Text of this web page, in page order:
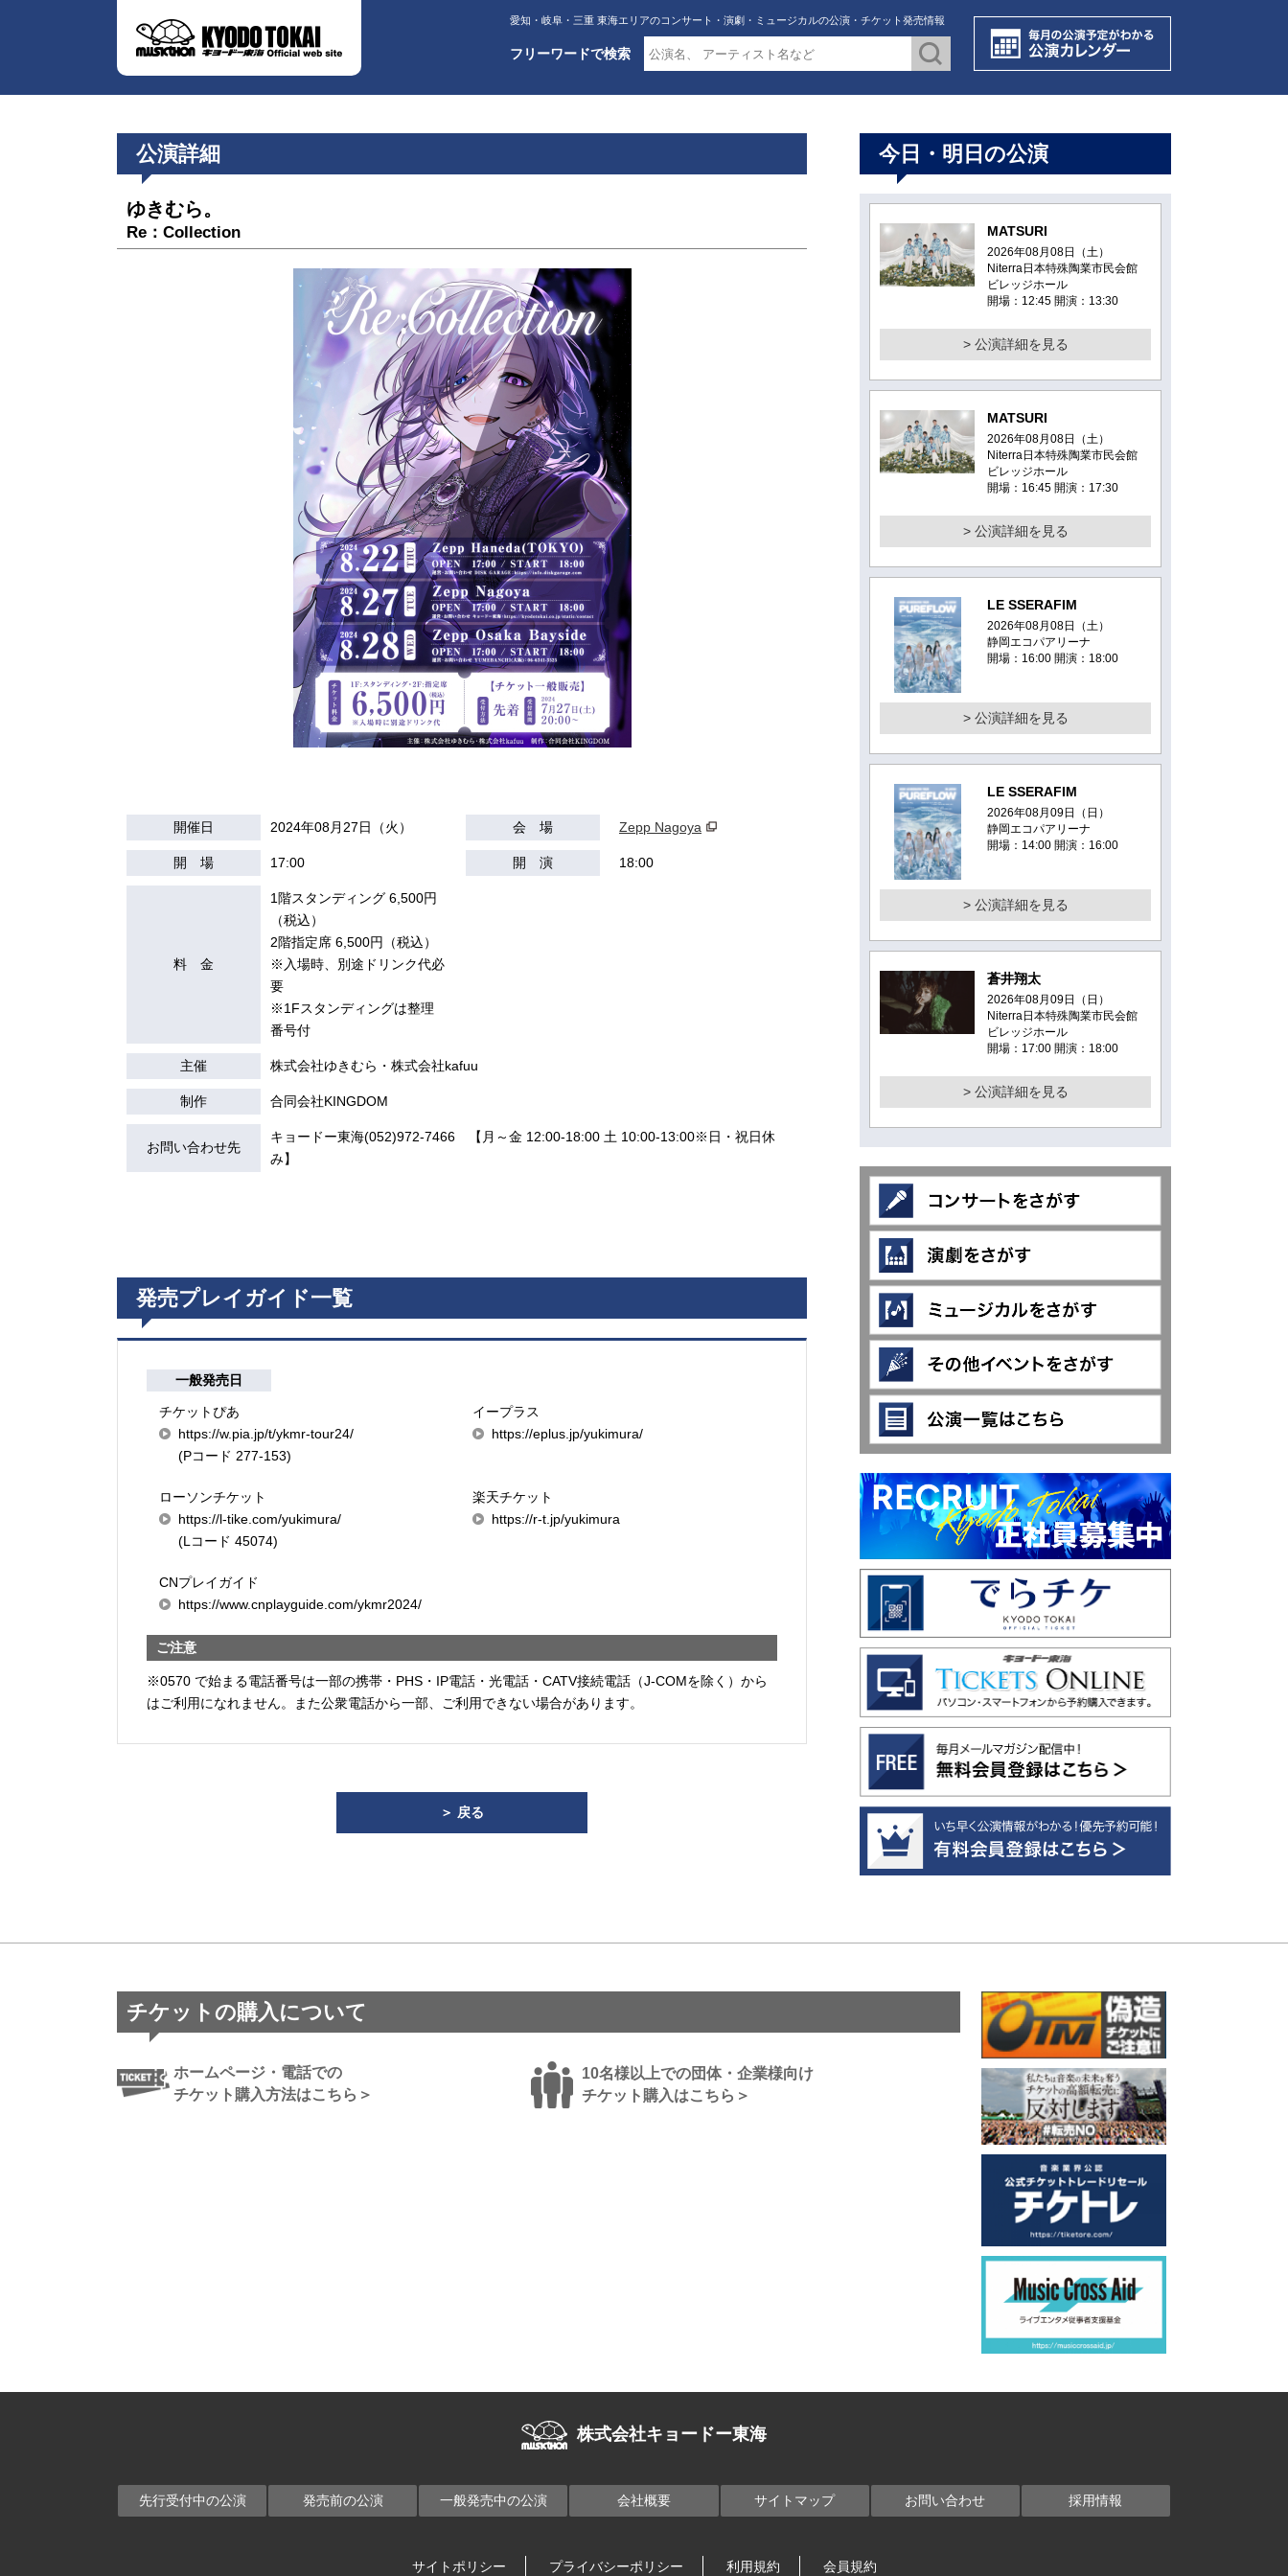
愛知・岐阜・三重 東海エリアのコンサート・演劇・ミュージカルの公演・チケット発売情報
フリーワードで検索
公演詳細
ゆきむら。
Re：Collection
開催日 2024年08月27日（火） 会 場 Zepp Nagoya
開 場 17:00 開 演 18:00
料 金
1階スタンディング 6,500円
（税込）
2階指定席 6,500円（税込）
※入場時、別途ドリンク代必
要
※1Fスタンディングは整理
番号付
主催 株式会社ゆきむら・株式会社kafuu
制作 合同会社KINGDOM
お問い合わせ先
キョードー東海(052)972-7466 【月～金 12:00-18:00 土 10:00-13:00※日・祝日休
み】
発売プレイガイド一覧
一般発売日
チケットぴあ
https://w.pia.jp/t/ykmr-tour24/
(Pコード 277-153)
イープラス
https://eplus.jp/yukimura/
ローソンチケット
https://l-tike.com/yukimura/
(Lコード 45074)
楽天チケット
https://r-t.jp/yukimura
CNプレイガイド
https://www.cnplayguide.com/ykmr2024/
ご注意
※0570 で始まる電話番号は一部の携帯・PHS・IP電話・光電話・CATV接続電話（J-COMを除く）から
はご利用になれません。また公衆電話から一部、ご利用できない場合があります。
＞ 戻る
今日・明日の公演
MATSURI
2026年08月08日（土）
Niterra日本特殊陶業市民会館
ビレッジホール
開場：12:45 開演：13:30
> 公演詳細を見る
MATSURI
2026年08月08日（土）
Niterra日本特殊陶業市民会館
ビレッジホール
開場：16:45 開演：17:30
> 公演詳細を見る
LE SSERAFIM
2026年08月08日（土）
静岡エコパアリーナ
開場：16:00 開演：18:00
> 公演詳細を見る
LE SSERAFIM
2026年08月09日（日）
静岡エコパアリーナ
開場：14:00 開演：16:00
> 公演詳細を見る
蒼井翔太
2026年08月09日（日）
Niterra日本特殊陶業市民会館
ビレッジホール
開場：17:00 開演：18:00
> 公演詳細を見る
チケットの購入について
ホームページ・電話での
チケット購入方法はこちら＞
10名様以上での団体・企業様向け
チケット購入はこちら＞
株式会社キョードー東海
先行受付中の公演 発売前の公演 一般発売中の公演 会社概要 サイトマップ お問い合わせ 採用情報
サイトポリシー プライバシーポリシー 利用規約 会員規約